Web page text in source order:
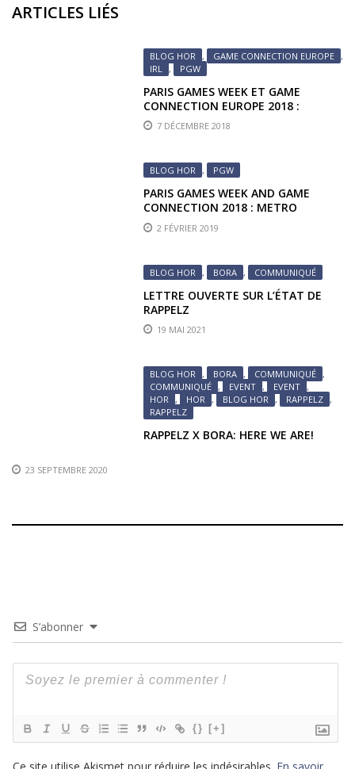
ARTICLES LIÉS
BLOG HOR , GAME CONNECTION EUROPE ,
IRL , PGW
PARIS GAMES WEEK ET GAME
CONNECTION EUROPE 2018 :
INTRODUCTION
7 DÉCEMBRE 2018
BLOG HOR , PGW
PARIS GAMES WEEK AND GAME
CONNECTION 2018 : METRO
EXODIUS
2 FÉVRIER 2019
BLOG HOR , BORA , COMMUNIQUÉ
LETTRE OUVERTE SUR L’ÉTAT DE
RAPPELZ
19 MAI 2021
BLOG HOR , BORA , COMMUNIQUÉ ,
COMMUNIQUÉ , EVENT , EVENT ,
HOR , HOR , BLOG HOR , RAPPELZ ,
RAPPELZ
RAPPELZ X BORA: HERE WE ARE!
23 SEPTEMBRE 2020
S’abonner
{} [+]
Ce site utilise Akismet pour réduire les indésirables. En savoir